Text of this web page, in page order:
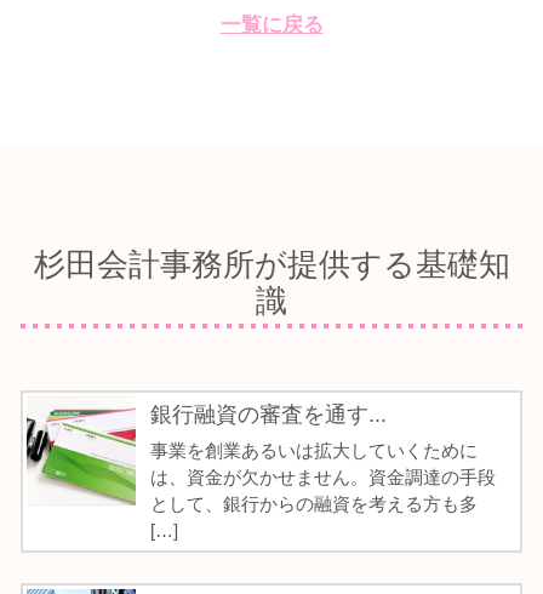
一覧に戻る
杉田会計事務所が提供する基礎知
識
銀行融資の審査を通す...
事業を創業あるいは拡大していくために
は、資金が欠かせません。資金調達の手段
として、銀行からの融資を考える方も多
[…]